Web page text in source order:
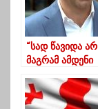
“სად წავიდა
მაგრამ ამდენი
რომ უნდა
“ლოცვებში”